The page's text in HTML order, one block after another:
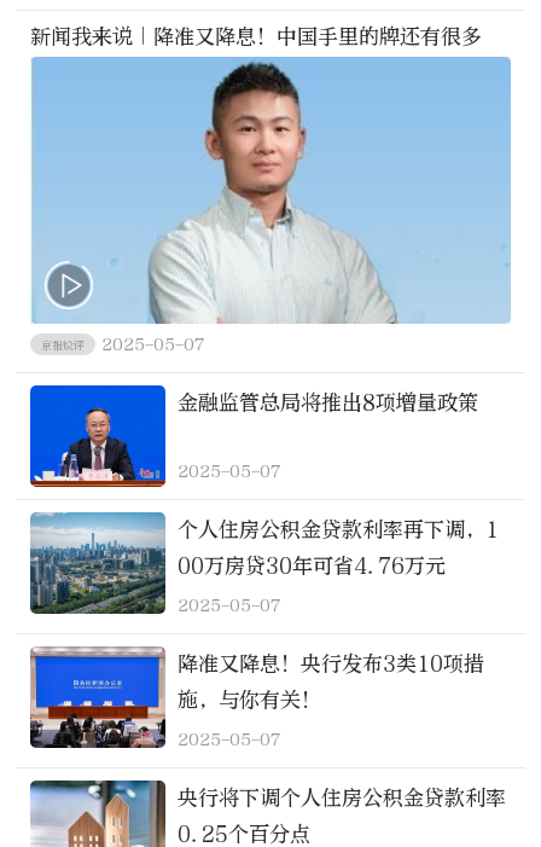
新闻我来说｜降准又降息！中国手里的牌还有很多
京报锐评 2025-05-07
金融监管总局将推出8项增量政策
2025-05-07
个人住房公积金贷款利率再下调，1
00万房贷30年可省4.76万元
2025-05-07
降准又降息！央行发布3类10项措
施，与你有关！
2025-05-07
央行将下调个人住房公积金贷款利率
0.25个百分点